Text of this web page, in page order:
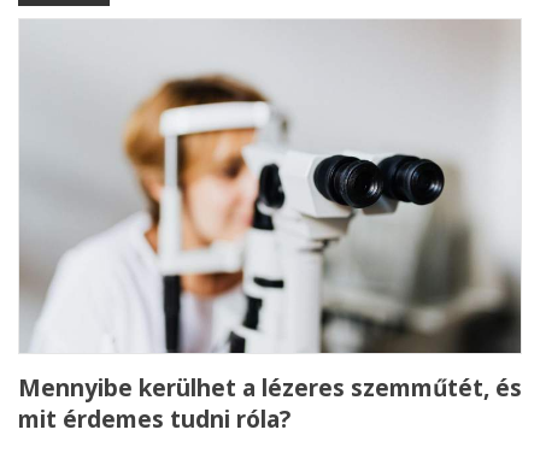
Mennyibe kerülhet a lézeres szemműtét, és
mit érdemes tudni róla?